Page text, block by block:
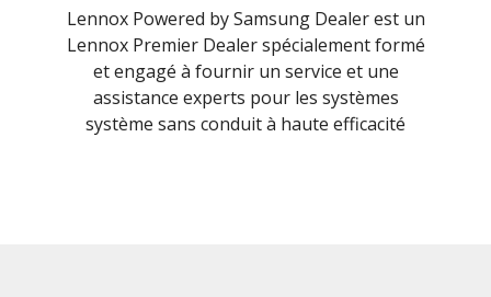
Lennox Powered by Samsung Dealer est un
Lennox Premier Dealer spécialement formé
et engagé à fournir un service et une
assistance experts pour les systèmes
système sans conduit à haute efficacité